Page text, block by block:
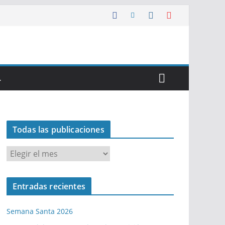
Todas las publicaciones
o
d
l
Entradas recientes
Semana Santa 2026